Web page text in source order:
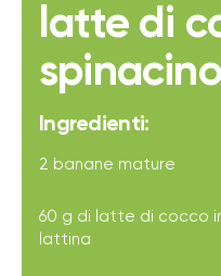
latte di
spinacino
Ingredienti:
2 banane mature
60 g di latte di cocco
lattina